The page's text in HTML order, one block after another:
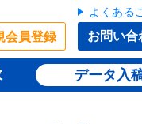
会員登録
よくある
お問い合
データ入